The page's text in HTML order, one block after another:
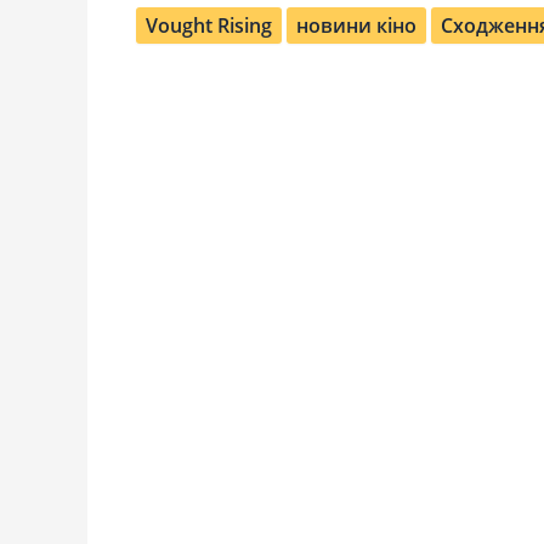
Vought Rising новини кіно